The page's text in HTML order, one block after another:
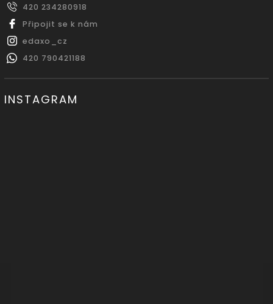
420 234280918
Připojit se k nám
edaxo_cz
420 790421188
INSTAGRAM